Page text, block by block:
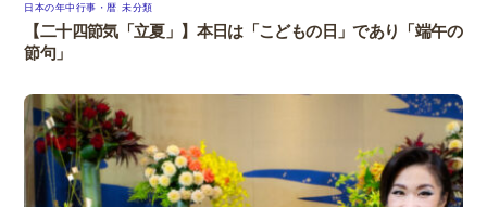
日本の年中行事・暦 ,未分類
【二十四節気「立夏」】本日は「こどもの日」であり「端午の
節句」